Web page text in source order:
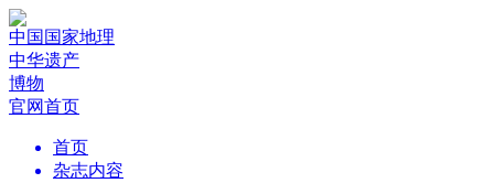
中国国家地理
中华遗产
博物
官网首页
首页
杂志内容